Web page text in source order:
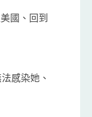
國、回到
感染她、